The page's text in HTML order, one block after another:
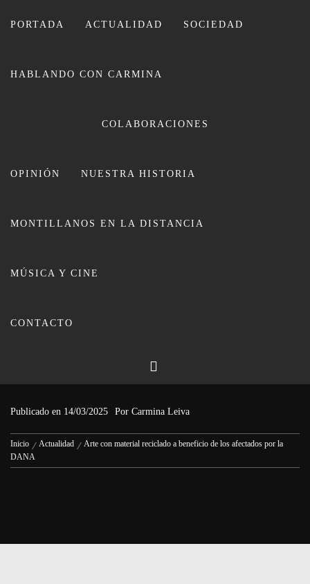
PORTADA ACTUALIDAD SOCIEDAD
HABLANDO CON CARMINA
COLABORACIONES
OPINIÓN NUESTRA HISTORIA
MONTILLANOS EN LA DISTANCIA
MÚSICA Y CINE
CONTACTO
Publicado en 14/03/2025 Por Carmina Leiva
Inicio Actualidad
Arte con material reciclado a beneficio de los afectados por la
DANA